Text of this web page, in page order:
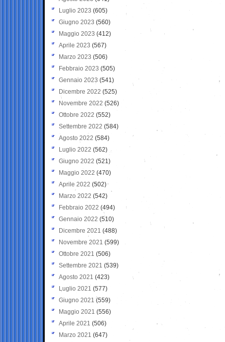
Luglio 2023 (605)
Giugno 2023 (560)
Maggio 2023 (412)
Aprile 2023 (567)
Marzo 2023 (506)
Febbraio 2023 (505)
Gennaio 2023 (541)
Dicembre 2022 (525)
Novembre 2022 (526)
Ottobre 2022 (552)
Settembre 2022 (584)
Agosto 2022 (584)
Luglio 2022 (562)
Giugno 2022 (521)
Maggio 2022 (470)
Aprile 2022 (502)
Marzo 2022 (542)
Febbraio 2022 (494)
Gennaio 2022 (510)
Dicembre 2021 (488)
Novembre 2021 (599)
Ottobre 2021 (506)
Settembre 2021 (539)
Agosto 2021 (423)
Luglio 2021 (577)
Giugno 2021(559)
Maggio 2021 (556)
Aprile 2021 (506)
Marzo 2021 (647)